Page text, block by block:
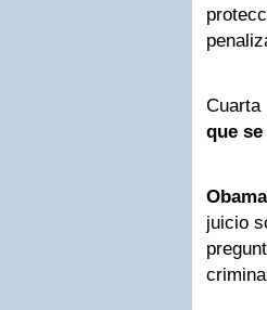
Cuarta
que
Obama
juicio